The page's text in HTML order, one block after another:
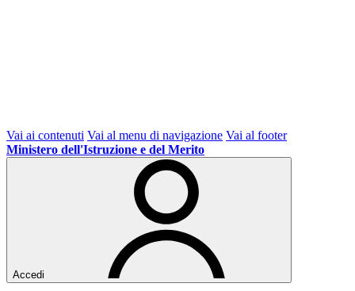
Vai ai contenuti Vai al menu di navigazione Vai al footer
Ministero dell'Istruzione e del Merito
Accedi